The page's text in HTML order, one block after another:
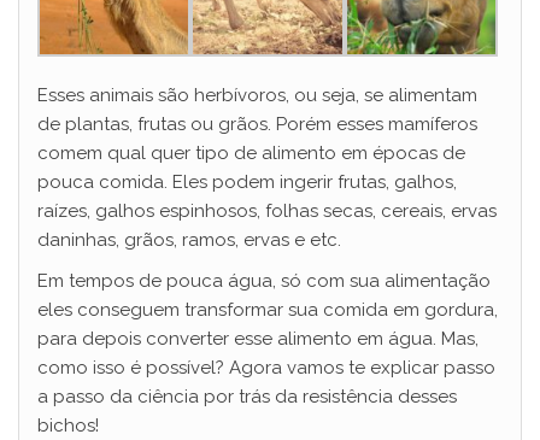
Esses animais são herbívoros, ou seja, se alimentam
de plantas, frutas ou grãos. Porém esses mamíferos
comem qual quer tipo de alimento em épocas de
pouca comida. Eles podem ingerir frutas, galhos,
raízes, galhos espinhosos, folhas secas, cereais, ervas
daninhas, grãos, ramos, ervas e etc.
Em tempos de pouca água, só com sua alimentação
eles conseguem transformar sua comida em gordura,
para depois converter esse alimento em água. Mas,
como isso é possível? Agora vamos te explicar passo
a passo da ciência por trás da resistência desses
bichos!